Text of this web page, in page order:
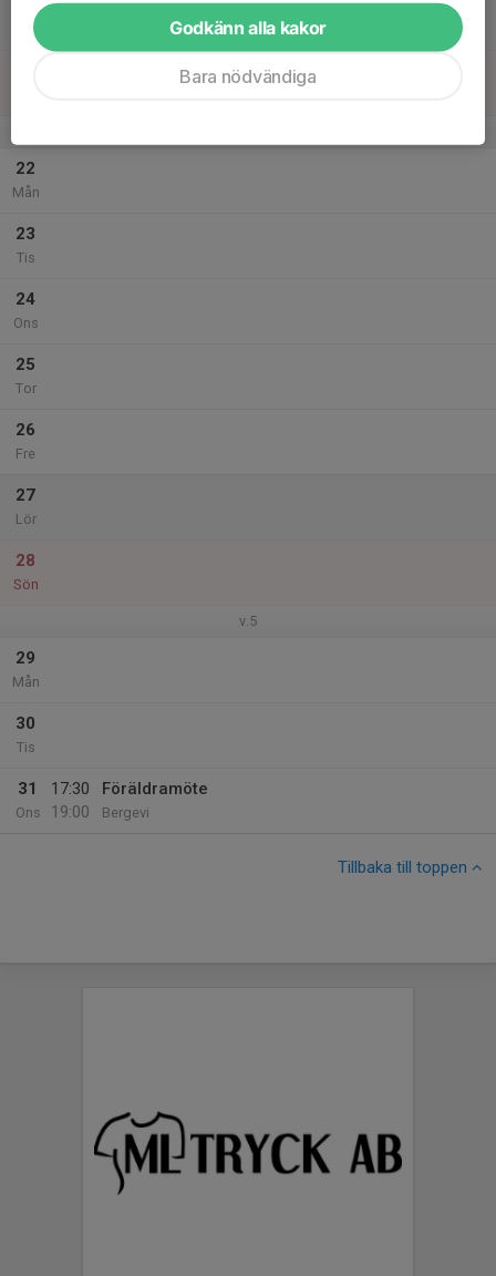
Lör
22
Mån
23
Tis
24
Ons
25
Tor
26
Fre
27
Lör
28
Sön
v.5
29
Mån
30
Tis
31
Ons
17:30
19:00
Föräldramöte
Bergevi
Tillbaka till toppen
Godkänn alla kakor
Bara nödvändiga